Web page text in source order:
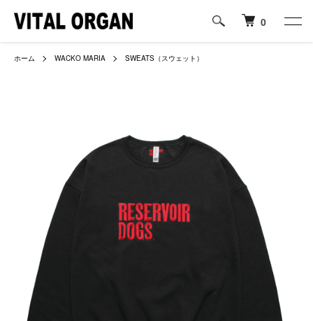
0
ホーム WACKO MARIA SWEATS（スウェット）